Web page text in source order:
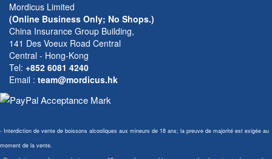
Mordicus Limited
(Online Business Only; No Shops.)
China Insurance Group Building,
141 Des Voeux Road Central
Central - Hong-Kong
Tel: +852 6081 4240
Email : team@mordicus.hk
- Interdiction de vente de boissons alcooliques aux mineurs de 18 ans; la preuve de majorité est exigée au
moment de la vente.